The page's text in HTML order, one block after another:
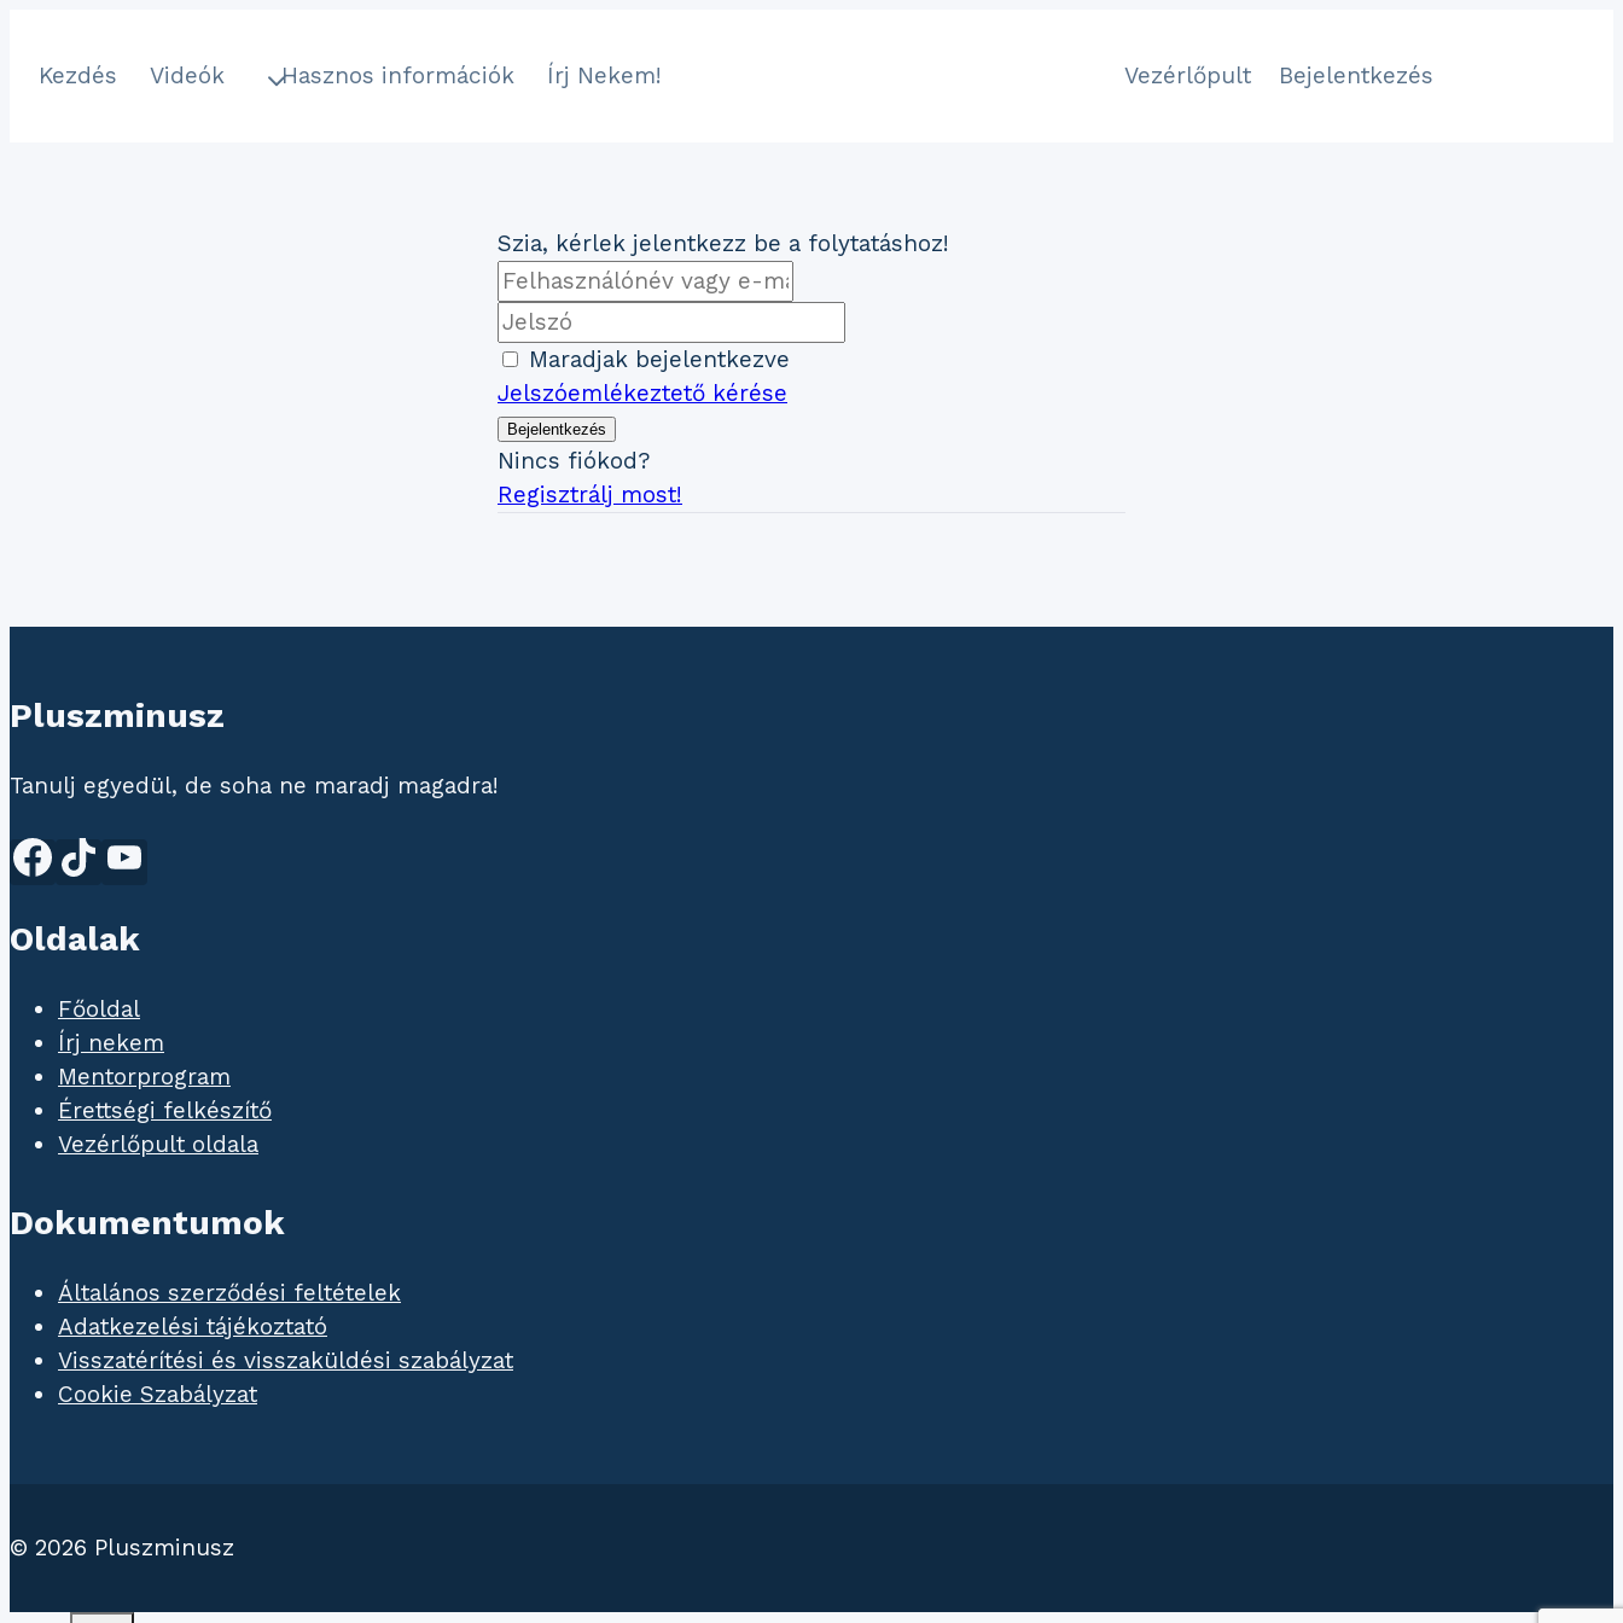
tartalomhoz
Kezdés Videók Hasznos információk Írj Nekem! Vezérlőpult Bejelentkezés
Szia, kérlek jelentkezz be a folytatáshoz!
Maradjak bejelentkezve
Jelszóemlékeztető kérése
Bejelentkezés
Nincs fiókod?
Regisztrálj most!
Pluszminusz
Tanulj egyedül, de soha ne maradj magadra!
Oldalak
Főoldal
Írj nekem
Mentorprogram
Érettségi felkészítő
Vezérlőpult oldala
Dokumentumok
Általános szerződési feltételek
Adatkezelési tájékoztató
Visszatérítési és visszaküldési szabályzat
Cookie Szabályzat
© 2026 Pluszminusz